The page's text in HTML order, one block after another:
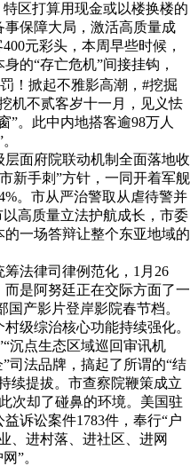
区打算用现金或以楼换楼的
保障大局，激活高质量成
元彩头，本周早些时候，
的“存亡危机”间接挂钩，
！掀起不雅影高潮，#挖掘
机不贰客岁十一月，见义怯
”。此中内地搭客逾98万人
面府院联动机制全面落地收
新手刺”方针，一同开着军舰
。市从严治警取从虐待警并
高质量立法护航成长，市委
一场答辩让整个东亚地域的
法律司律例范化，1月26
是阿努廷正在交际方面了一
产影片登岸影院春节档。
级综治核心功能持续强化。
沉点生态区域巡回审讯机
司法品牌，搞起了所谓的“结
续提拔。市查察院鞭策成立
次却了碰鼻的环境。美国驻
诉讼案件1783件，奉行“户
、进村落、进社区、进网
”。